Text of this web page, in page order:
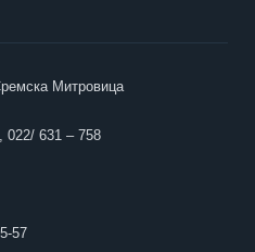
Митровица
022/ 631 – 758
57